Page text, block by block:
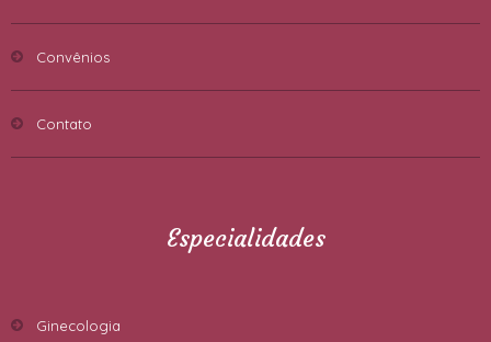
Convênios
Contato
Especialidades
Ginecologia